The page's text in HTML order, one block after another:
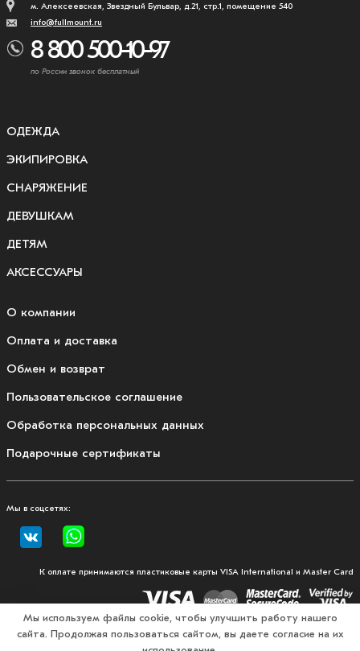
м. Алексеевская, Звездный Бульвар, д.21, стр.1, помещение 540
info@fullmount.ru
8 800 500-10-97
по России звонок бесплатный
ОДЕЖДА
ЭКИПИРОВКА
СНАРЯЖЕНИЕ
ДЕВУШКАМ
ДЕТЯМ
АКСЕССУАРЫ
О компании
Оплата и доставка
Обмен и возврат
Пользовательское соглашение
Обработка персональных данных
Подарочные сертификаты
Мы в соцсетях:
К оплате принимаются пластиковые карты VISA International и Master Card
© 2026, Fullmount — магазин одежды и экипировки для
Мы используем файлы cookie, чтобы улучшить работу нашего
сайта. Продолжая пользоваться сайтом, вы даете согласие на их